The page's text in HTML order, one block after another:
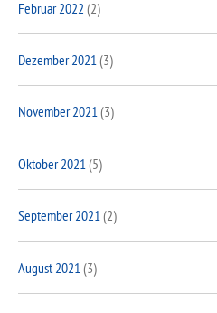
Februar 2022 (2)
Dezember 2021(3)
November 2021(3)
Oktober 2021 (5)
September 2021(2)
August 2021 (3)